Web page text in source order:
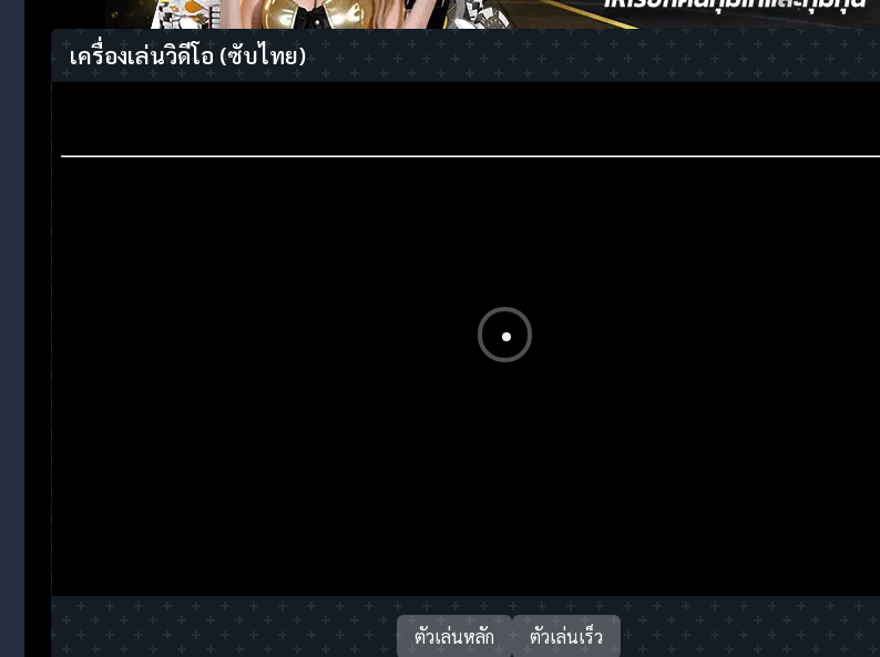
เครื่องเล่นวิดีโอ (ซับไทย)
ตัวเล่นหลัก ตัวเล่นเร็ว